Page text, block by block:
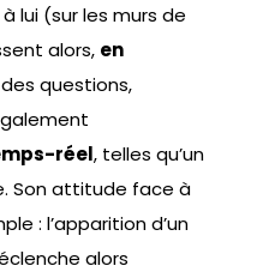
lui (sur les murs de
alors, en
questions,
réel, telles qu’un
Son attitude face à
: l’apparition d’un
alors